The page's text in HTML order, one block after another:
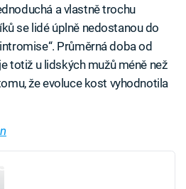
a vlastně trochu
se lidé úplně nedostanou do
Průměrná doba od
totiž u lidských mužů méně než
že evoluce kost vyhodnotila
to fetch